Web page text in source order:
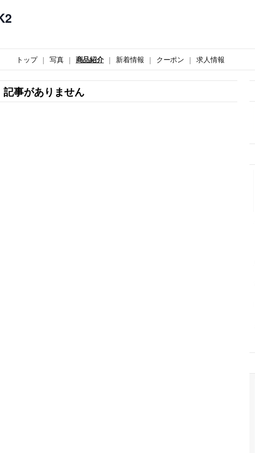
トップ 写真 商品紹介 新着情報 クーポン 求人情報
記事がありません